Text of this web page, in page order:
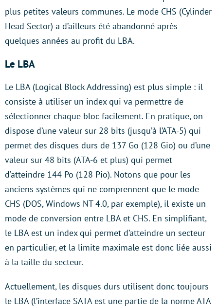
plus petites valeurs communes. Le mode CHS (Cylinder
Head Sector) a d’ailleurs été abandonné après
quelques années au profit du LBA.
Le LBA
Le LBA (Logical Block Addressing) est plus simple : il
consiste à utiliser un index qui va permettre de
sélectionner chaque bloc facilement. En pratique, on
dispose d’une valeur sur 28 bits (jusqu’à l’ATA-5) qui
permet des disques durs de 137 Go (128 Gio) ou d’une
valeur sur 48 bits (ATA-6 et plus) qui permet
d’atteindre 144 Po (128 Pio). Notons que pour les
anciens systèmes qui ne comprennent que le mode
CHS (DOS, Windows NT 4.0, par exemple), il existe un
mode de conversion entre LBA et CHS. En simplifiant,
le LBA est un index qui permet d’atteindre un secteur
en particulier, et la limite maximale est donc liée aussi
à la taille du secteur.
Actuellement, les disques durs utilisent donc toujours
le LBA (l’interface SATA est une partie de la norme ATA